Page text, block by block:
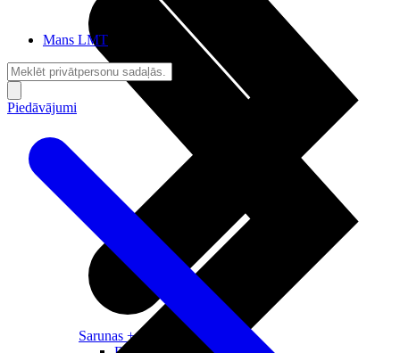
Sarunas + Internets
Mans LMT
Piedāvājumi